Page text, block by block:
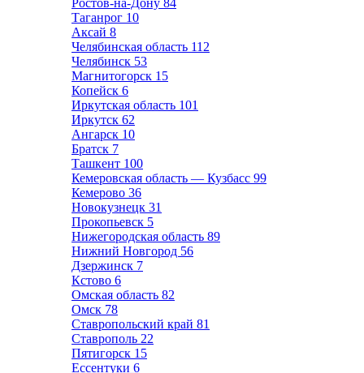
Ростов-на-Дону 84
Таганрог 10
Аксай 8
Челябинская область 112
Челябинск 53
Магнитогорск 15
Копейск 6
Иркутская область 101
Иркутск 62
Ангарск 10
Братск 7
Ташкент 100
Кемеровская область — Кузбасс 99
Кемерово 36
Новокузнецк 31
Прокопьевск 5
Нижегородская область 89
Нижний Новгород 56
Дзержинск 7
Кстово 6
Омская область 82
Омск 78
Ставропольский край 81
Ставрополь 22
Пятигорск 15
Ессентуки 6